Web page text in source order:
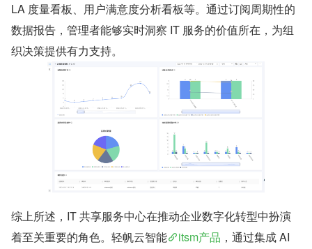
LA 度量看板、用户满意度分析看板等。通过订阅周期性的
数据报告，管理者能够实时洞察 IT 服务的价值所在，为组
织决策提供有力支持。
综上所述，IT 共享服务中心在推动企业数字化转型中扮演
着至关重要的角色。轻帆云智能
itsm产品 ，通过集成 AI